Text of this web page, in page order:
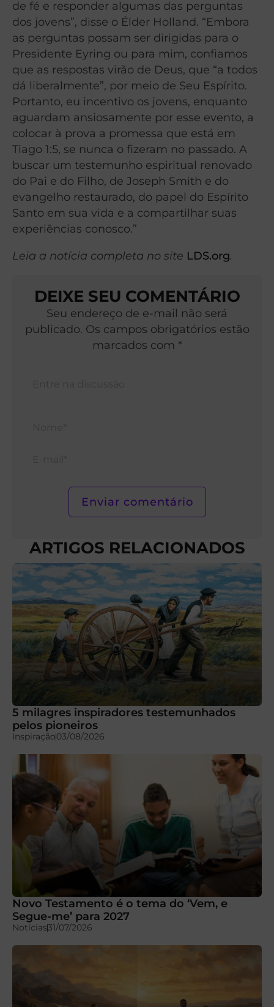
de fé e responder algumas das perguntas
dos jovens”, disse o Élder Holland. “Embora
as perguntas possam ser dirigidas para o
Presidente Eyring ou para mim, confiamos
que as respostas virão de Deus, que “a todos
dá liberalmente”, por meio de Seu Espírito.
Portanto, eu incentivo os jovens, enquanto
aguardam ansiosamente por esse evento, a
colocar à prova a promessa que está em
Tiago 1:5, se nunca o fizeram no passado. A
buscar um testemunho espiritual renovado
do Pai e do Filho, de Joseph Smith e do
evangelho restaurado, do papel do Espírito
Santo em sua vida e a compartilhar suas
experiências conosco.”
Leia a notícia completa no site LDS.org.
DEIXE SEU COMENTÁRIO
Seu endereço de e-mail não será
publicado. Os campos obrigatórios estão
marcados com *
ARTIGOS RELACIONADOS
5 milagres inspiradores testemunhados
pelos pioneiros
Inspiração03/08/2026
Novo Testamento é o tema do ‘Vem, e
Segue-me’ para 2027
Notícias31/07/2026